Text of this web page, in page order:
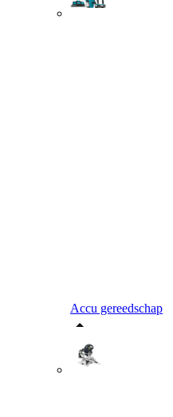
Accu gereedschap